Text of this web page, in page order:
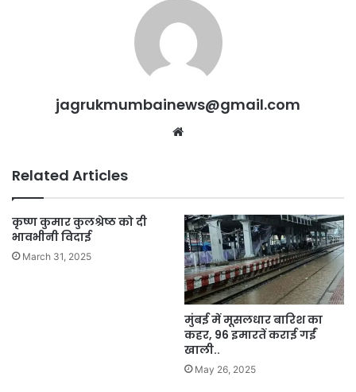
jagrukmumbainews@gmail.com
Related Articles
कृष्ण कुमार कुलश्रेष्ठ को दी
भावभीनी विदाई
March 31, 2025
मुंबई में मूसलधार बारिश का
कहर, 96 इमारतें कराई गईं
खाली..
May 26, 2025